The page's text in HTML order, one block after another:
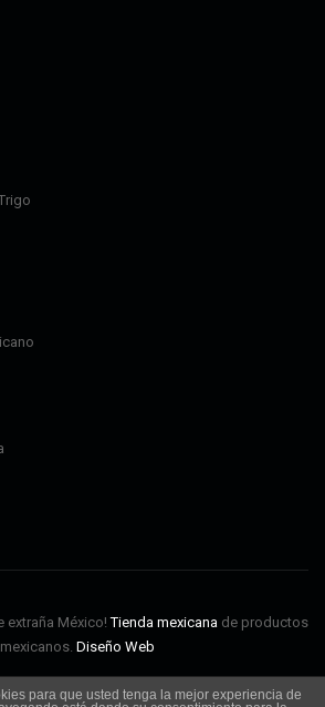
para que usted tenga la mejor experiencia de
extraña México!Tienda mexicana de productos
mexicanos. Diseño Web
Política de cookies Política de privacidad